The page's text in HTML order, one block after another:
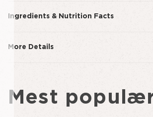
Ingredients & Nutrition Facts
More Details
Mest